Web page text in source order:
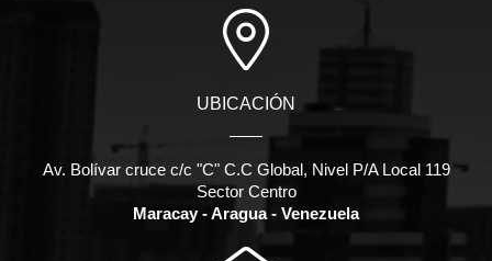
UBICACIÓN
Av. Bolívar cruce c/c "C" C.C Global, Nivel P/A Local 119
Sector Centro
Maracay - Aragua - Venezuela